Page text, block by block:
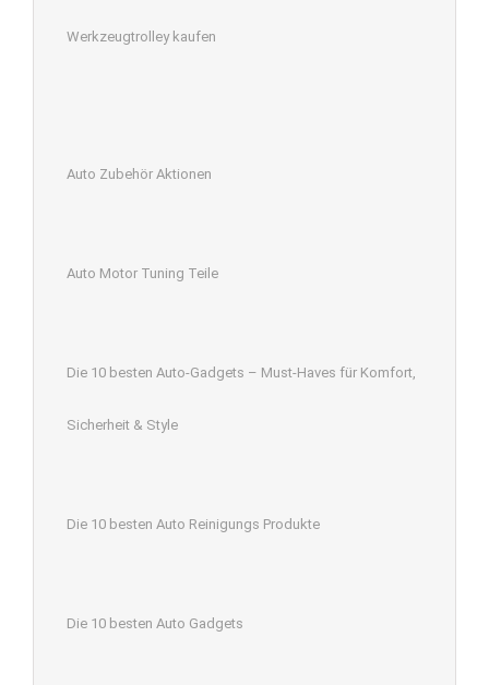
Werkzeugtrolley kaufen
Auto Zubehör Aktionen
Auto Motor Tuning Teile
Die 10 besten Auto-Gadgets – Must-Haves für Komfort,
Sicherheit & Style
Die 10 besten Auto Reinigungs Produkte
Die 10 besten Auto Gadgets